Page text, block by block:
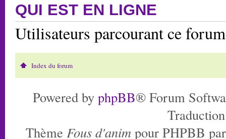
QUI EST EN LIGNE
Utilisateurs parcourant ce
Index du forum
Powered by phpBB® Forum
Thème Fous d'anim pour PHPBB